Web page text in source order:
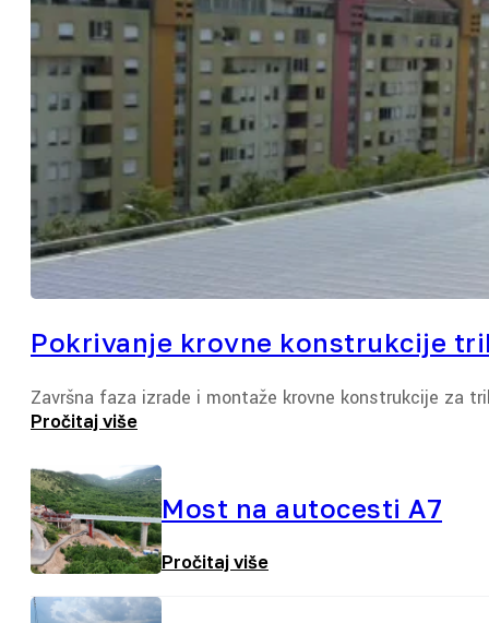
Pokrivanje krovne konstrukcije
Završna faza izrade i montaže krovne konstrukcije za
Pročitaj više
Most na autocesti A7
Pročitaj više